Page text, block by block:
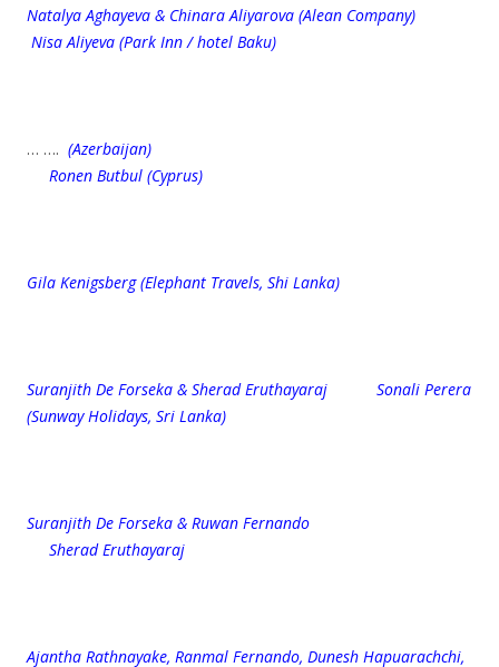
Natalya Aghayeva & Chinara Aliyarova (Alean Company)
Nisa Aliyeva (Park Inn / hotel Baku)
… …. (Azerbaijan)
Ronen Butbul (Cyprus)
Gila Kenigsberg (Elephant Travels, Shi Lanka)
Suranjith De Forseka & Sherad Eruthayaraj Sonali Perera
(Sunway Holidays, Sri Lanka)
Suranjith De Forseka & Ruwan Fernando
Sherad Eruthayaraj
Ajantha Rathnayake, Ranmal Fernando, Dunesh Hapuarachchi,